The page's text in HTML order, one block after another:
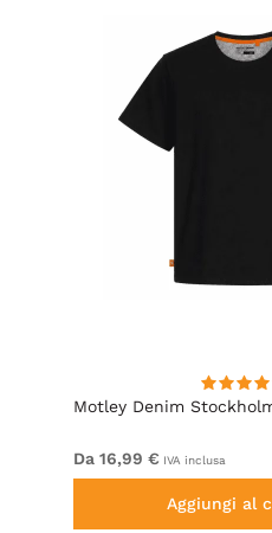
Motley Denim
Da 16,99 € IVA inclusa
Aggiungi al